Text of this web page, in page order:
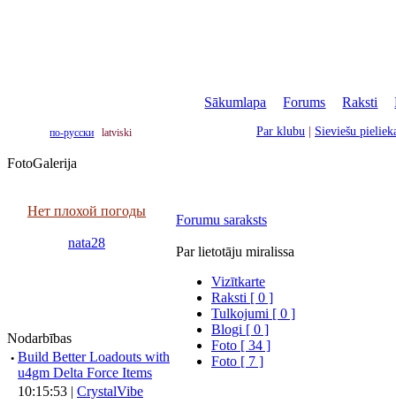
Sākumlapa |Forums |Raksti |
по-русски latviski Par klubu Sieviešu
FotoGalerija
Нет плохой погоды
nata28
Nodarbības
· Build Better Loadouts with
u4gm Delta Force Items
10:15:53 | CrystalVibe
Forumu saraksts
Par lietotāju miralissa
Vizītkarte
Raksti [ 0 ]
Tulkojumi [ 0 ]
Blogi [ 0 ]
Foto [ 34 ]
Foto [ 7 ]